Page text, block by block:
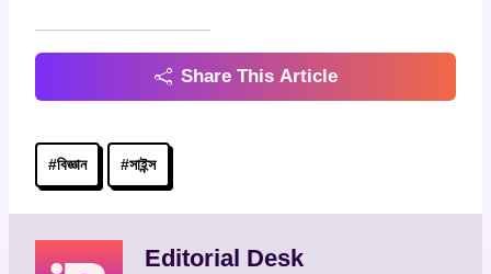
Share This Article
Post
Tags:
#বিজ্ঞান #সাইন্স
Editorial Desk